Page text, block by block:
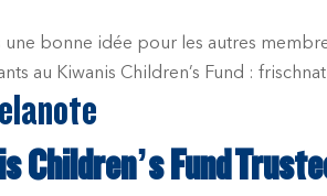
une bonne idée pour les autres
au Kiwanis Children’s Fund :
Children’s Fund